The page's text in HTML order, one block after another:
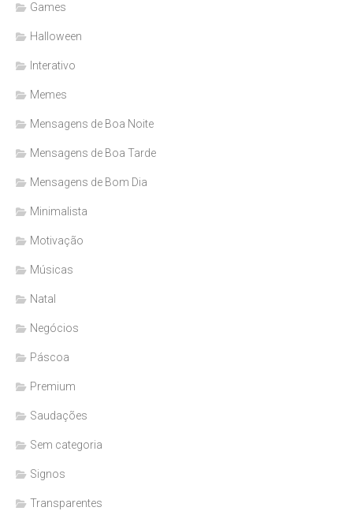
Games
Halloween
Interativo
Memes
Mensagens de Boa Noite
Mensagens de Boa Tarde
Mensagens de Bom Dia
Minimalista
Motivação
Músicas
Natal
Negócios
Páscoa
Premium
Saudações
Sem categoria
Signos
Transparentes